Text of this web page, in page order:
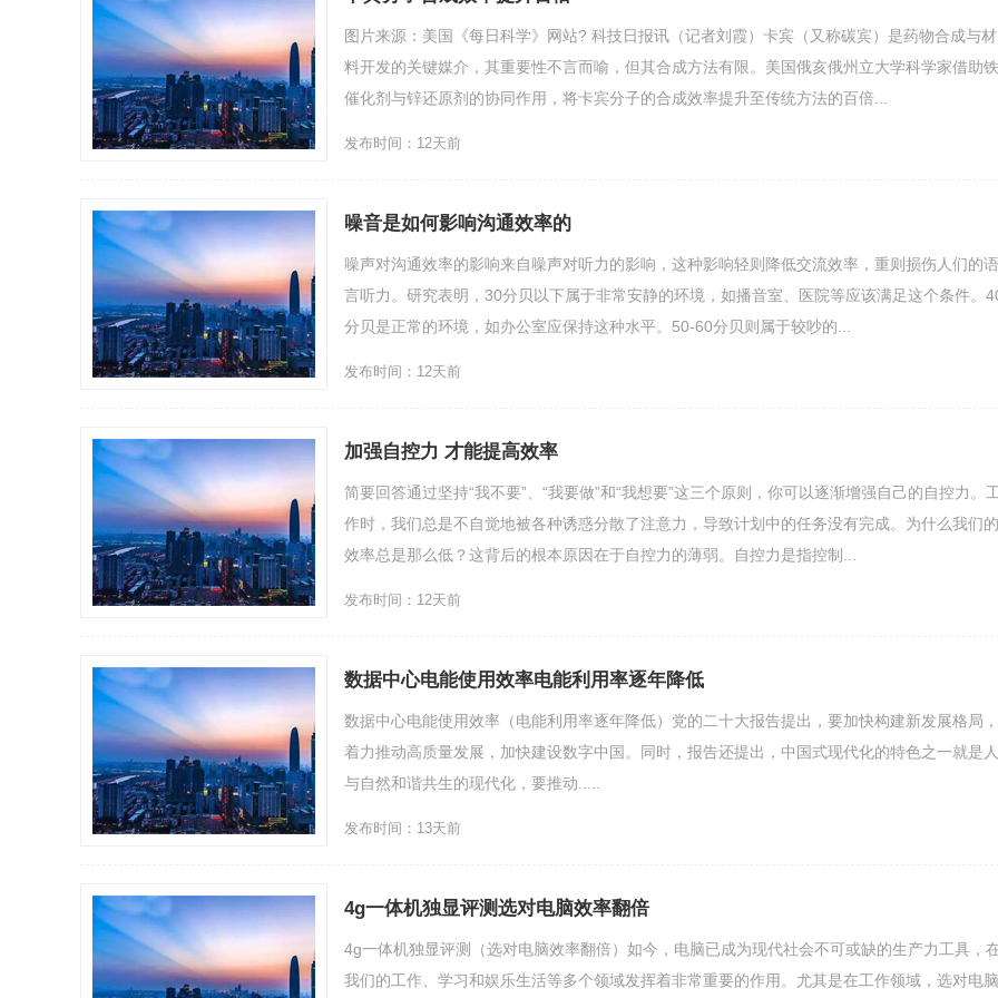
图片来源：美国《每日科学》网站? 科技日报讯（记者刘霞）卡宾（又称碳宾）是药物合成与材
料开发的关键媒介，其重要性不言而喻，但其合成方法有限。美国俄亥俄州立大学科学家借助铁
催化剂与锌还原剂的协同作用，将卡宾分子的合成效率提升至传统方法的百倍...
发布时间：12天前
噪音是如何影响沟通效率的
噪声对沟通效率的影响来自噪声对听力的影响，这种影响轻则降低交流效率，重则损伤人们的语
言听力。研究表明，30分贝以下属于非常安静的环境，如播音室、医院等应该满足这个条件。
分贝是正常的环境，如办公室应保持这种水平。50-60分贝则属于较吵的...
发布时间：12天前
加强自控力 才能提高效率
简要回答通过坚持“我不要”、“我要做”和“我想要”这三个原则，你可以逐渐增强自己的自控力。
作时，我们总是不自觉地被各种诱惑分散了注意力，导致计划中的任务没有完成。为什么我们的
效率总是那么低？这背后的根本原因在于自控力的薄弱。自控力是指控制...
发布时间：12天前
数据中心电能使用效率电能利用率逐年降低
数据中心电能使用效率（电能利用率逐年降低）党的二十大报告提出，要加快构建新发展格局，
着力推动高质量发展，加快建设数字中国。同时，报告还提出，中国式现代化的特色之一就是人
与自然和谐共生的现代化，要推动.....
发布时间：13天前
4g一体机独显评测选对电脑效率翻倍
4g一体机独显评测（选对电脑效率翻倍）如今，电脑已成为现代社会不可或缺的生产力工具，
我们的工作、学习和娱乐生活等多个领域发挥着非常重要的作用。尤其是在工作领域，选对电脑